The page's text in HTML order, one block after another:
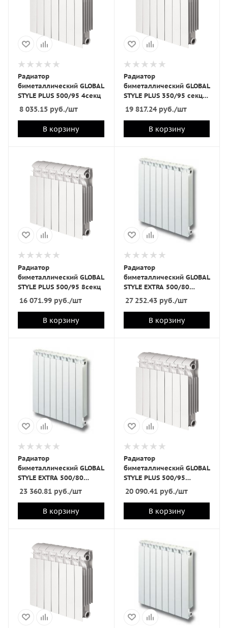
Радиатор
биметаллический GLOBAL
STYLE PLUS 500/95 4секц
8 035.15 руб./шт
В корзину
Радиатор
биметаллический GLOBAL
STYLE PLUS 350/95 секц
10
19 817.24руб./шт
В корзину
Радиатор
биметаллический GLOBAL
STYLE PLUS 500/95 8секц
16 071.99 руб./шт
В корзину
Радиатор
биметаллический GLOBAL
STYLE EXTRA 500/80
14секц
27 252.43руб./шт
В корзину
Радиатор
биметаллический GLOBAL
STYLE EXTRA 500/80
12секц
23 360.81 руб./шт
В корзину
Радиатор
биметаллический GLOBAL
STYLE PLUS 500/95
10секц
20 090.41руб./шт
В корзину